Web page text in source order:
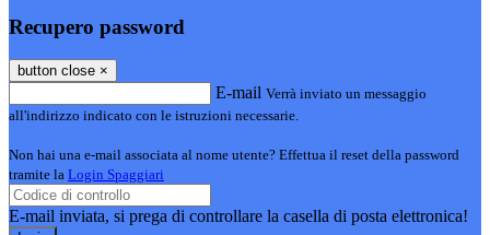
Recupero password
button close ×
E-mail Verrà inviato un messaggio
all'indirizzo indicato con le istruzioni necessarie.
Non hai una e-mail associata al nome utente? Effettua il reset della password
tramite la Login Spaggiari
E-mail inviata, si prega di controllare la casella di posta elettronica!